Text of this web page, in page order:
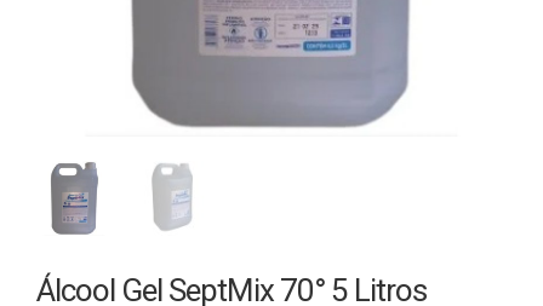
Álcool Gel SeptMix 70° 5 Litros